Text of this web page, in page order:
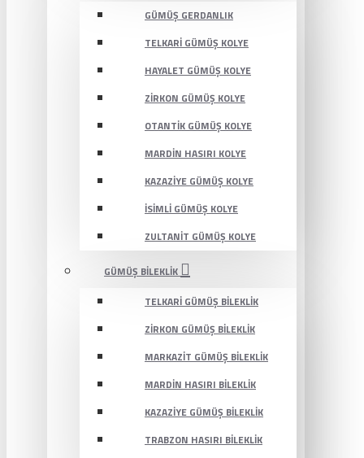
GÜMÜŞ GERDANLIK
TELKARI GÜMÜŞ KOLYE
HAYALET GÜMÜŞ KOLYE
ZIRKON GÜMÜŞ KOLYE
OTANTIK GÜMÜŞ KOLYE
MARDIN HASIRI KOLYE
KAZAZIYE GÜMÜŞ KOLYE
İSIMLI GÜMÜŞ KOLYE
ZULTANIT GÜMÜŞ KOLYE
GÜMÜŞ BILEKLIK
TELKARI GÜMÜŞ BILEKLIK
ZIRKON GÜMÜŞ BILEKLIK
MARKAZIT GÜMÜŞ BILEKLIK
MARDIN HASIRI BILEKLIK
KAZAZIYE GÜMÜŞ BILEKLIK
TRABZON HASIRI BILEKLIK